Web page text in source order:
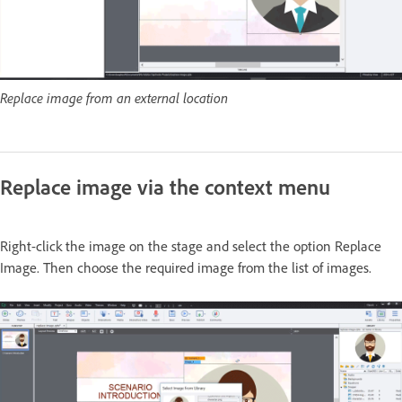
Replace image from an external location
Replace image via the context menu
Right-click the image on the stage and select the option Replace
Image. Then choose the required image from the list of images.